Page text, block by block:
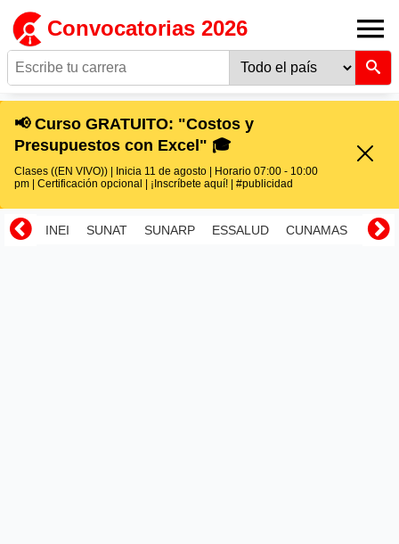
Convocatorias 2026
📢 Curso GRATUITO: "Costos y
Presupuestos con Excel" 🎓
Clases ((EN VIVO)) | Inicia 11 de agosto | Horario 07:00 - 10:00
pm | Certificación opcional | ¡Inscríbete aquí! | #publicidad
INEI SUNAT SUNARP ESSALUD CUNAMAS